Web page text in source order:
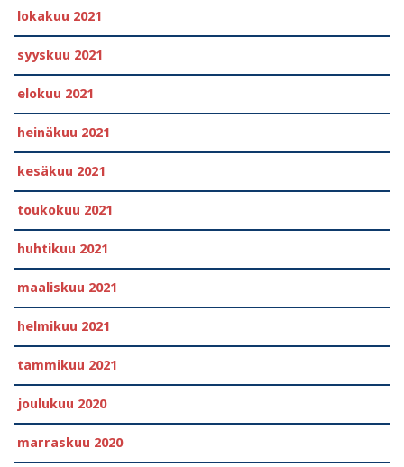
lokakuu 2021
syyskuu 2021
elokuu 2021
heinäkuu 2021
kesäkuu 2021
toukokuu 2021
huhtikuu 2021
maaliskuu 2021
helmikuu 2021
tammikuu 2021
joulukuu 2020
marraskuu 2020